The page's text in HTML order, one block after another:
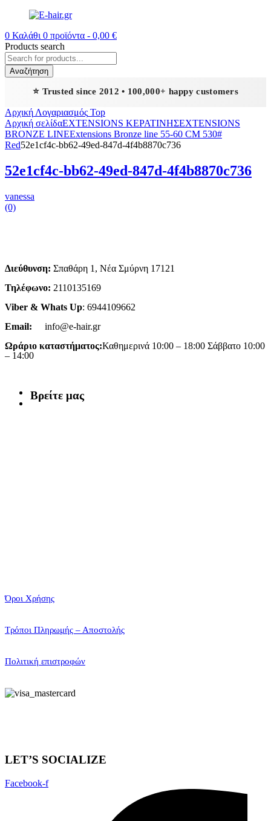
0 Καλάθι 0 προϊόντα - 0,00 €
Products search
Αναζήτηση
⭐ Trusted since 2012 • 100,000+ happy customers
Αρχική Λογαριασμός Top
Αρχική σελίδαEXTENSIONS ΚΕΡΑΤΙΝΗΣEXTENSIONS
BRONZE LINEExtensions Bronze line 55-60 CM 530#
Red52e1cf4c-bb62-49ed-847d-4f4b8870c736
52e1cf4c-bb62-49ed-847d-4f4b8870c736
vanessa
(0)
Διεύθυνση: Σπαθάρη 1, Νέα Σμύρνη 17121
Τηλέφωνο: 2110135169
Viber & Whats Up: 6944109662
Email:
info@e-hair.gr
Ωράριο καταστήματος:Καθημερινά 10:00 – 18:00 Σάββατο 10:00
– 14:00
Βρείτε μας
Όροι Χρήσης
Τρόποι Πληρωμής – Αποστολής
Πολιτική επιστροφών
LET’S SOCIALIZE
Facebook-f